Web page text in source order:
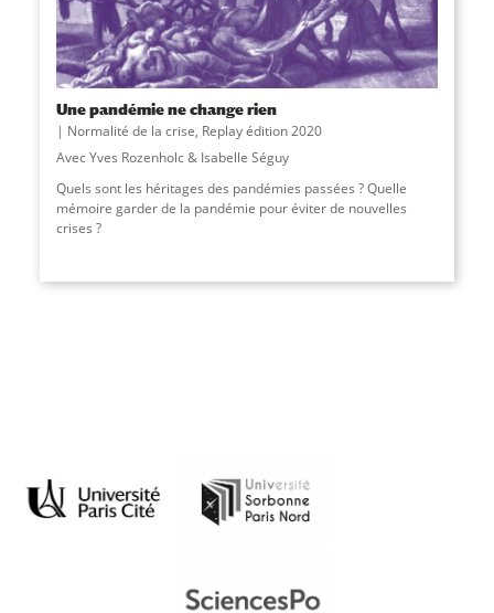
Une pandémie ne change rien
Normalité de la crise, Replay édition 2020
Avec Yves Rozenholc & Isabelle Séguy
Quels sont les héritages des pandémies passées ? Quelle
mémoire garder de la pandémie pour éviter de nouvelles
crises ?